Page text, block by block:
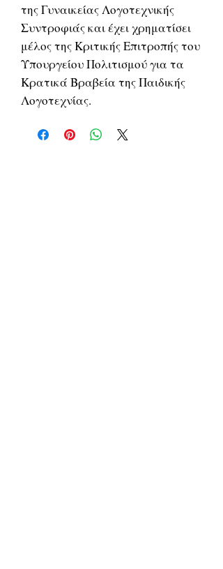
της Γυναικείας Λογοτεχνικής
Συντροφιάς και έχει χρηματίσει
μέλος της Κριτικής Επιτροπής του
Υπουργείου Πολιτισμού για τα
Κρατικά Βραβεία της Παιδικής
Λογοτεχνίας.